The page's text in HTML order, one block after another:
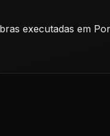
executadas em